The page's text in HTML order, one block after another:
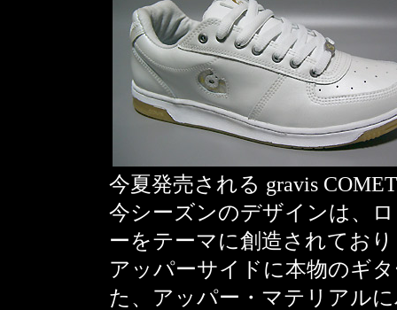
今夏発売される gravis
今シーズンのデザインは、
ーをテーマに創造されてお
アッパーサイドに本物のギ
た、アッパー・マテリアル